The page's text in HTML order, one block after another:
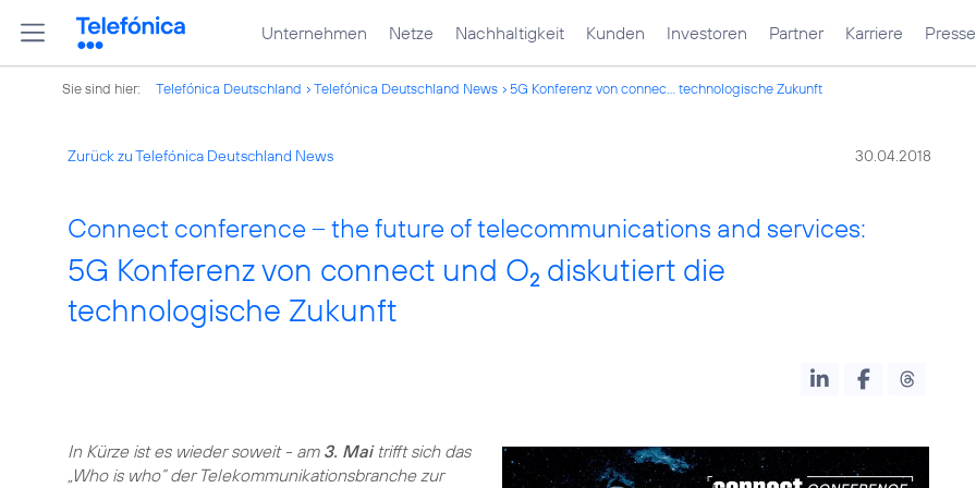
Unternehmen Netze Nachhaltigkeit Kunden Investoren Partner Karriere Presse
Sie sind hier: Telefónica Deutschland Telefónica Deutschland News 5G Konferenz von connec... technologische Zukunft
Zurück zu Telefónica Deutschland News 30.04.2018
Connect conference – the future of telecommunications and services:
5G Konferenz von connect und O2 diskutiert die
technologische Zukunft
In Kürze ist es wieder soweit - am 3. Maitrifft sich das
„Who is who“ der Telekommunikationsbranche zur